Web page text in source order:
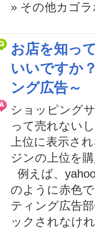
» その他カゴ
お店を知っ
いいですか
ング広告～
ショッピング
って売れない
上位に表示さ
ジンの上位を
例えば、
のように赤色
ティング広告
ックされなけ